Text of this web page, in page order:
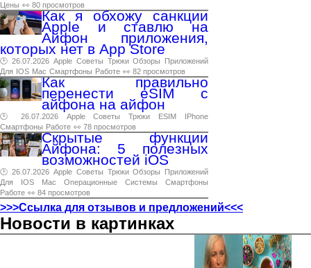
Цены 👀 80 просмотров
Как я обхожу санкции
Apple и ставлю на
Айфон приложения,
которых нет в App Store
🕑 26.07.2026 Apple Советы Трюки Обзоры
Приложений
Для IOS Mac Смартфоны Работе 👀 82 просмотров
Как правильно
перенести eSIM с
айфона на айфон
🕑 26.07.2026 Apple Советы Трюки ESIM
IPhone
Смартфоны Работе 👀 78 просмотров
Скрытые функции
Айфона: 5 полезных
возможностей iOS
🕑 26.07.2026 Apple Советы Трюки Обзоры
Приложений
Для
IOS Mac Операционные Системы
Смартфоны
Работе 👀 84 просмотров
>>>Ссылка для отзывов и предложений<<<
Новости в картинках